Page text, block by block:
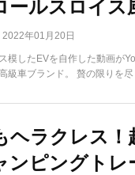
ールスロイス
2022年01月20日
模したEVを自作した動画が
級車ブランド。 贅の限りを尽
ヘラクレス！
ンピングトレ